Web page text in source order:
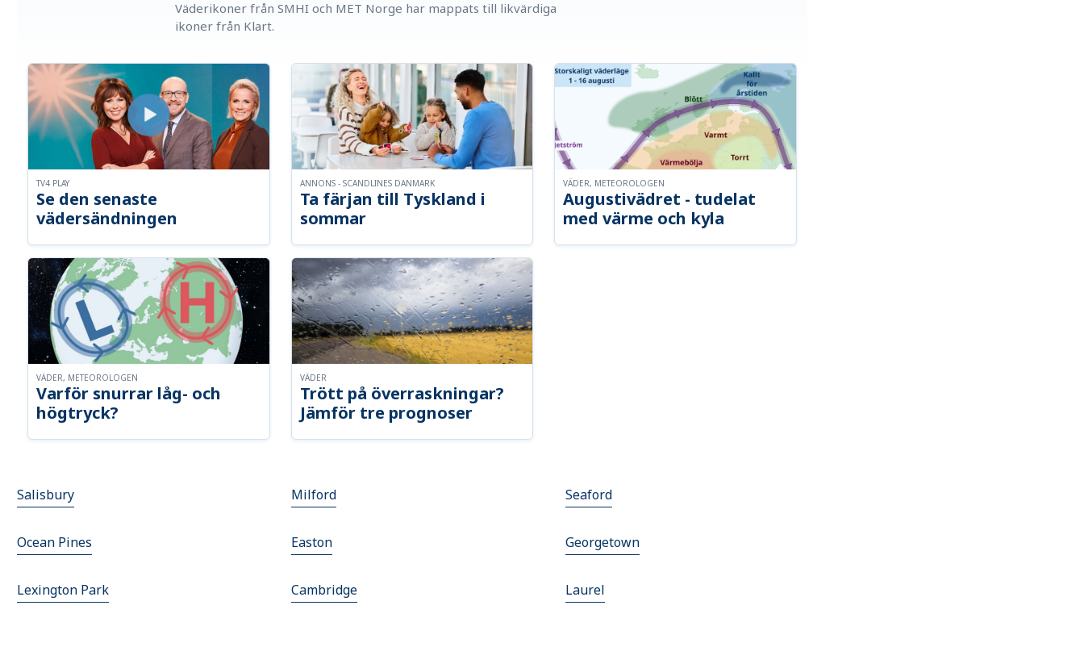
Väderikoner från SMHI och MET Norge har mappats till likvärdiga
ikoner från Klart.
Se den senaste
vädersändningen
TV4 PLAY
Ta färjan till Tyskland i
sommar
ANNONS - SCANDLINES DANMARK
Augustivädret - tudelat
med värme och kyla
VÄDER, METEOROLOGEN
Varför snurrar låg- och
högtryck?
VÄDER, METEOROLOGEN
Trött på överraskningar?
Jämför tre prognoser
VÄDER
Salisbury Milford Seaford
Ocean Pines Easton Georgetown
Lexington Park Cambridge Laurel